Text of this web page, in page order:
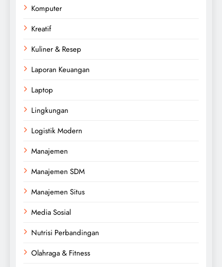
Komputer
Kreatif
Kuliner & Resep
Laporan Keuangan
Laptop
Lingkungan
Logistik Modern
Manajemen
Manajemen SDM
Manajemen Situs
Media Sosial
Nutrisi Perbandingan
Olahraga & Fitness